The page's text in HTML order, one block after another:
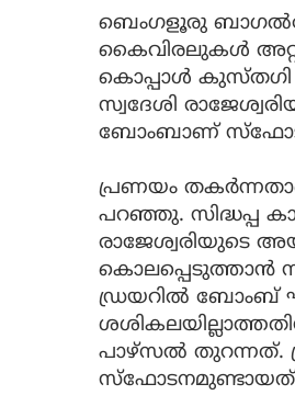
ബെംഗളൂരു
കൈവിരലുകള്‍ അറ്റ
കൊപ്പാള്‍ കുസ്തഗി
സ്വദേശി
ബോംബാണ്
പ്രണയം
പറഞ്ഞു. സിദ്ധപ്പ
രാജേശ്വരിയുടെ
കൊലപ്പെടുത്താന്‍
ഡ്രയറില്‍ ബോംബ്
പാഴ്സല്‍ തുറന്നത്.
സ്ഫോടനമുണ്ടായത്.